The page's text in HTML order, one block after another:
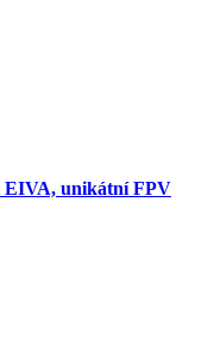
EIVA, unikátní FPV